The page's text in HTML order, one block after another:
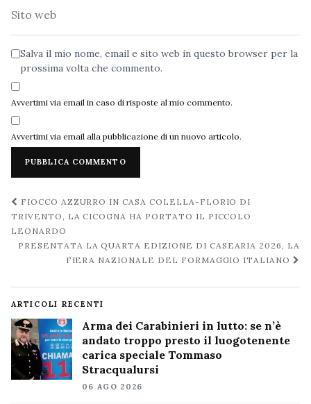
Salva il mio nome, email e sito web in questo browser per la
prossima volta che commento.
Avvertimi via email in caso di risposte al mio commento.
Avvertimi via email alla pubblicazione di un nuovo articolo.
Navigazione
post
FIOCCO AZZURRO IN CASA COLELLA-FLORIO DI
TRIVENTO, LA CICOGNA HA PORTATO IL PICCOLO
LEONARDO
PRESENTATA LA QUARTA EDIZIONE DI CASEARIA 2026, LA
FIERA NAZIONALE DEL FORMAGGIO ITALIANO
ARTICOLI RECENTI
Arma dei Carabinieri in lutto: se n’è
andato troppo presto il luogotenente
carica speciale Tommaso
Stracqualursi
06 AGO 2026